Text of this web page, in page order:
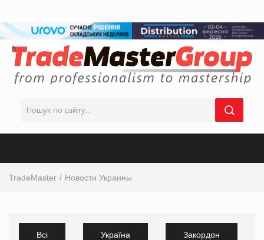
TradeMaster Новости Украины
Всі Україна Закордон